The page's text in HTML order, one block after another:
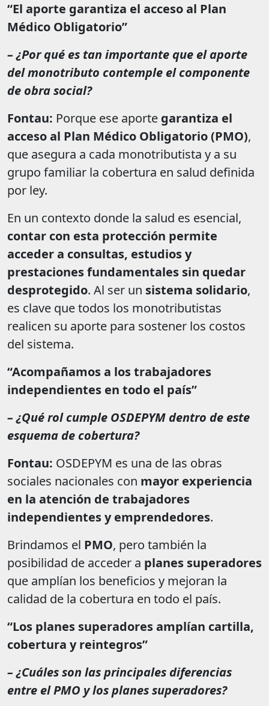
“El aporte garantiza el acceso al Plan
Médico Obligatorio”
– ¿Por qué es tan importante que el aporte
del monotributo contemple el componente
de obra social?
Fontau: Porque ese aporte garantiza el
acceso al Plan Médico Obligatorio (PMO),
que asegura a cada monotributista y a su
grupo familiar la cobertura en salud definida
por ley.
En un contexto donde la salud es esencial,
contar con esta protección permite
acceder a consultas, estudios y
prestaciones fundamentales sin quedar
desprotegido. Al ser un sistema solidario,
es clave que todos los monotributistas
realicen su aporte para sostener los costos
del sistema.
“Acompañamos a los trabajadores
independientes en todo el país”
– ¿Qué rol cumple OSDEPYM dentro de este
esquema de cobertura?
Fontau: OSDEPYM es una de las obras
sociales nacionales con mayor experiencia
en la atención de trabajadores
independientes y emprendedores.
Brindamos el PMO, pero también la
posibilidad de acceder a planes superadores
que amplían los beneficios y mejoran la
calidad de la cobertura en todo el país.
“Los planes superadores amplían cartilla,
cobertura y reintegros”
– ¿Cuáles son las principales diferencias
entre el PMO y los planes superadores?